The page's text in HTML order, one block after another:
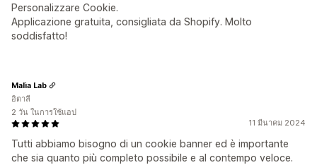
Personalizzare Cookie.
Applicazione gratuita, consigliata da Shopify. Molto
soddisfatto!
11 มีนาคม 2024
Tutti abbiamo bisogno di un cookie banner ed è importante
che sia quanto più completo possibile e al contempo veloce.
Malìa Lab
อิตาลี
2 วัน ในการใช้แอป